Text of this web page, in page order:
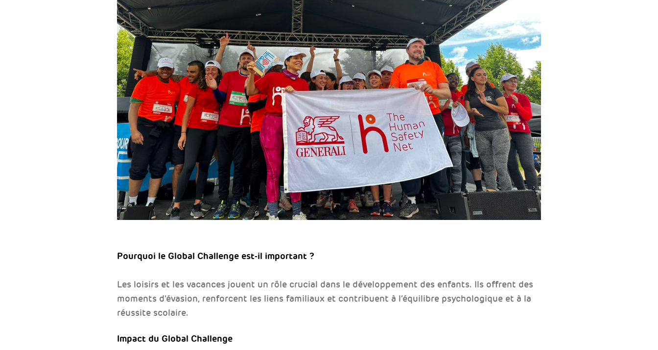
Pourquoi le Global Challenge est-il important ?
Les loisirs et les vacances jouent un rôle crucial dans le développement des enfants. Ils offrent des
moments d’évasion, renforcent les liens familiaux et contribuent à l’équilibre psychologique et à la
réussite scolaire.
Impact du Global Challenge